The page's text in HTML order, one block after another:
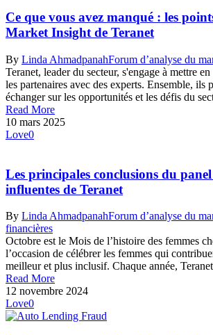
Ce que vous avez manqué : les
Market Insight de Teranet
By Linda AhmadpanahForum d’analyse du
Teranet, leader du secteur, s'engage à mettre
les partenaires avec des experts. Ensemble, ils
échanger sur les opportunités et les défis du
Read More
10 mars 2025
Love0
Les principales conclusions du
influentes de Teranet
By Linda AhmadpanahForum d’analyse du
financières
Octobre est le Mois de l’histoire des femmes
l’occasion de célébrer les femmes qui
meilleur et plus inclusif. Chaque année,
Read More
12 novembre 2024
Love0